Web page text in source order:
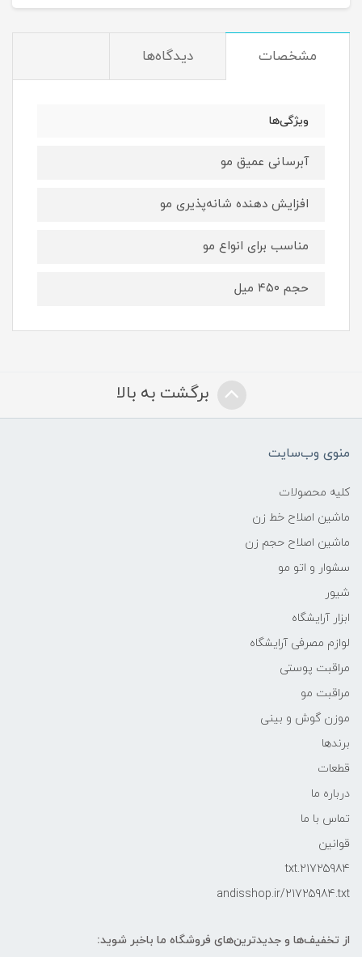
مشخصات دیدگاه‌ها
ویژگی‌ها
آبرسانی عمیق مو
افزایش دهنده شانه‌پذیری مو
مناسب برای انواع مو
حجم ۴۵۰ میل
برگشت به بالا
منوی وب‌سایت
کلیه محصولات
ماشین اصلاح خط زن
ماشین اصلاح حجم زن
سشوار و اتو مو
شیور
ابزار آرایشگاه
لوازم مصرفی آرایشگاه
مراقبت پوستی
مراقبت مو
موزن گوش و بینی
برندها
قطعات
درباره ما
تماس با ما
قوانین
21725984.txt
andisshop.ir/21725984.txt
از تخفیف‌ها و جدیدترین‌های فروشگاه ما باخبر شوید: